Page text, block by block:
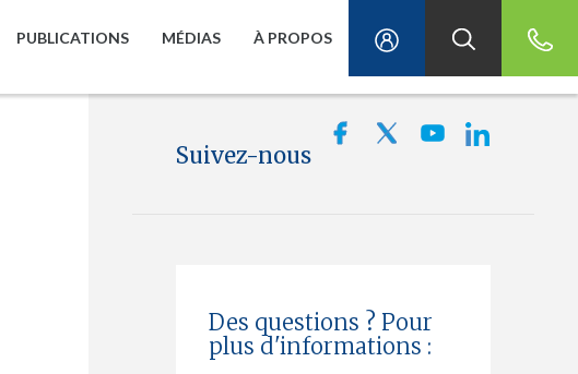
PUBLICATIONS MÉDIAS À PROPOS
Suivez-nous
Des questions ? Pour
plus d'informations :